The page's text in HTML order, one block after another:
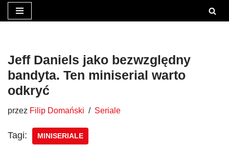
treści
Jeff Daniels jako bezwzględny
bandyta. Ten miniserial warto
odkryć
przez Filip Domański Seriale
Tagi: MINISERIALE